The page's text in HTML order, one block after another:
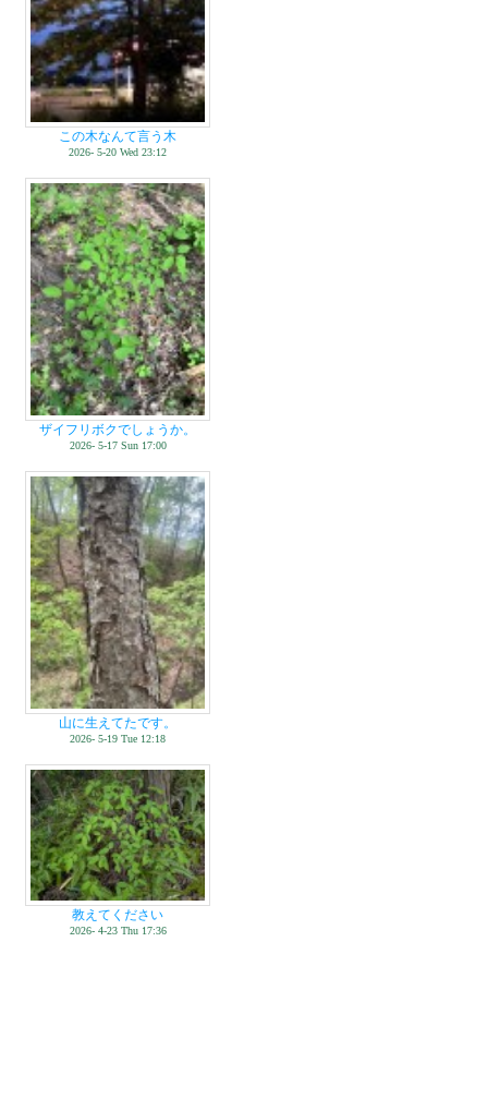
この木なんて言う木
2026- 5-20 Wed 23:12
ザイフリボクでしょうか。
2026- 5-17 Sun 17:00
山に生えてたです。
2026- 5-19 Tue 12:18
教えてください
2026- 4-23 Thu 17:36